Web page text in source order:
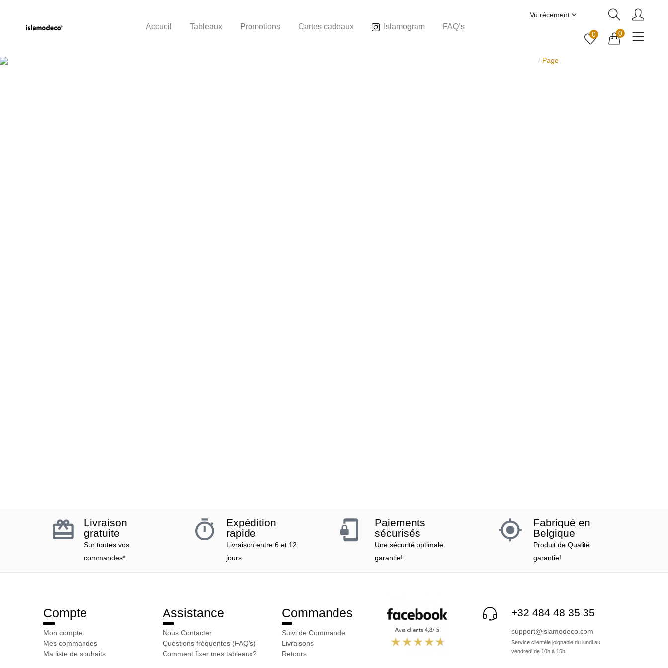
Accueil Tableaux Promotions Cartes cadeaux Islamogram FAQ’s
Vu récement
0 0
/ Page
Livraison
gratuite
Sur toutes vos
commandes*
Expédition
rapide
Livraison entre 6 et 12
jours
Paiements
sécurisés
Une sécurité optimale
garantie!
Fabriqué en
Belgique
Produit de Qualité
garantie!
Compte
Mon compte
Mes commandes
Ma liste de souhaits
Assistance
Nous Contacter
Questions fréquentes (FAQ’s)
Comment fixer mes tableaux?
Commandes
Suivi de Commande
Livraisons
Retours
+32 484 48 35 35
support@islamodeco.com
Service clientèle joignable du lundi au
vendredi de 10h à 15h